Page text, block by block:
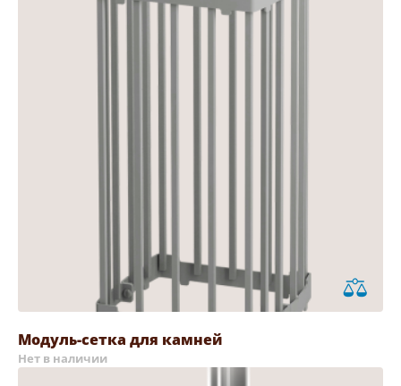
Модуль-сетка для камней
Нет в наличии